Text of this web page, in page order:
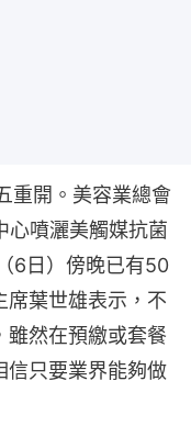
重開。美容業總會
噴灑美觸媒抗菌
6日）傍晚已有50
席葉世雄表示，不
雖然在預繳或套餐
信只要業界能夠做